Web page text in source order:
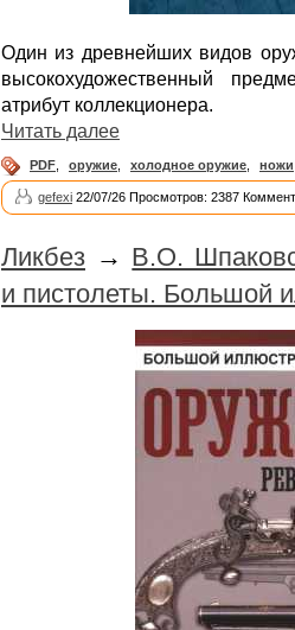
Один из древнейших видов
высокохудожественный
атрибут коллекционера.
Читать далее
PDF оружие холодное оружие ножи
gefexi 22/07/26 Просмотров: 2387
Ликбез → В.О.
и пистолеты. Большой